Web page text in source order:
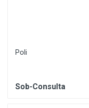
Poli
Sob-Consulta